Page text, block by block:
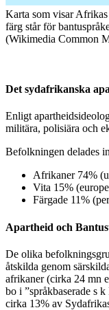
Karta som visar
färg står för
(Wikimedia Common
Det sydafrikanska
Enligt
militära, polisiära och
Befolkningen delades
Afrikaner 74%
Vita 15%
Färgade 11%
Apartheid och
De olika
åtskilda genom
afrikaner (cirka 24 mn
bo i ”språkbaserade s
cirka 13% av